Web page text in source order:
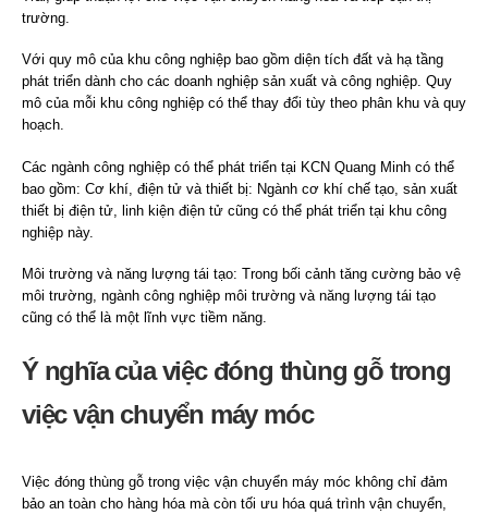
trường.
Với quy mô của khu công nghiệp bao gồm diện tích đất và hạ tầng
phát triển dành cho các doanh nghiệp sản xuất và công nghiệp. Quy
mô của mỗi khu công nghiệp có thể thay đổi tùy theo phân khu và quy
hoạch.
Các ngành công nghiệp có thể phát triển tại KCN Quang Minh có thể
bao gồm: Cơ khí, điện tử và thiết bị: Ngành cơ khí chế tạo, sản xuất
thiết bị điện tử, linh kiện điện tử cũng có thể phát triển tại khu công
nghiệp này.
Môi trường và năng lượng tái tạo: Trong bối cảnh tăng cường bảo vệ
môi trường, ngành công nghiệp môi trường và năng lượng tái tạo
cũng có thể là một lĩnh vực tiềm năng.
Ý nghĩa của việc đóng thùng gỗ trong
việc vận chuyển máy móc
Việc đóng thùng gỗ trong việc vận chuyển máy móc không chỉ đảm
bảo an toàn cho hàng hóa mà còn tối ưu hóa quá trình vận chuyển,